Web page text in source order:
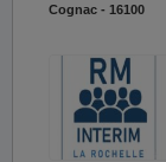
Cognac - 16100